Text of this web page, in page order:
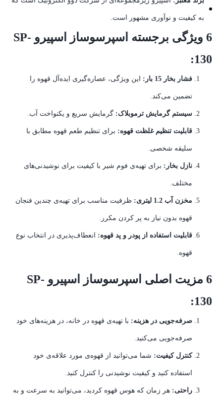
به کیفیت و نوآوری مشهور است.
6 ویژگی برجسته اسپرسوساز اسپیرو SP-
130:
فشار بخار 15 بار: این ویژگی، عصاره‌گیری ایده‌آل قهوه را
تضمین می‌کند.
سیستم گرمایش ترموبلاک: گرمایش سریع و یکنواخت آب.
قابلیت تنظیم غلظت قهوه: برای تنظیم طعم قهوه مطابق با
سلیقه شخصی.
نازل بخار: برای تهیه‌ی فوم شیر با کیفیت برای نوشیدنی‌های
مختلف.
مخزن آب 1.2 لیتری: ظرفیت مناسب برای تهیه‌ی چندین فنجان
قهوه بدون نیاز به پر کردن مکرر.
قابلیت استفاده از پودر و پد قهوه: انعطاف‌پذیری در انتخاب نوع
قهوه.
6 مزیت اصلی اسپرسوساز اسپیرو SP-
130:
صرفه‌جویی در هزینه: با تهیه‌ی قهوه در خانه، در هزینه‌های خود
صرفه‌جویی می‌کنید.
کنترل کیفیت: شما می‌توانید از قهوه‌ی مورد علاقه‌ی خود
استفاده کنید و کیفیت نوشیدنی را کنترل کنید.
راحتی: هر زمان که هوس قهوه کردید، می‌توانید به سرعت و به